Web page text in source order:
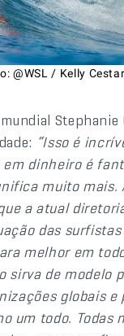
@WSL / Kelly
Stephanie
“Isso é
em dinheiro é
muito mais.
a atual
das
melhor em
sirva de modelo
globais e
um todo. Todas